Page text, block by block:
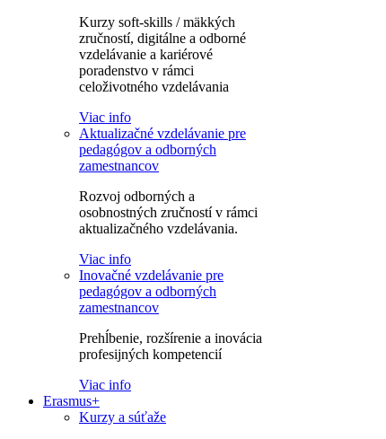
Kurzy soft-skills / mäkkých
zručností, digitálne a odborné
vzdelávanie a kariérové
poradenstvo v rámci
celoživotného vzdelávania
Viac info
Aktualizačné vzdelávanie pre
pedagógov a odborných
zamestnancov
Rozvoj odborných a
osobnostných zručností v rámci
aktualizačného vzdelávania.
Viac info
Inovačné vzdelávanie pre
pedagógov a odborných
zamestnancov
Prehĺbenie, rozšírenie a inovácia
profesijných kompetencií
Viac info
Erasmus+
Kurzy a súťaže